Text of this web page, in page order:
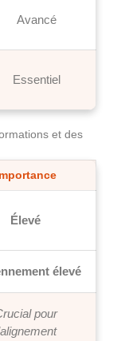
Avancé
Essentiel
et des
Élevé
élevé
pour